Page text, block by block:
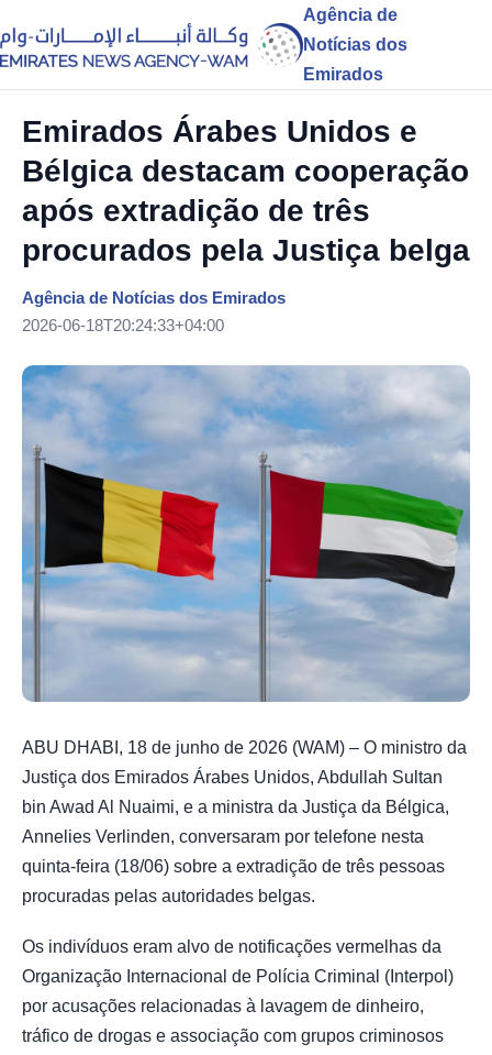
Agência de
Notícias dos
Emirados
Emirados Árabes Unidos e
Bélgica destacam cooperação
após extradição de três
procurados pela Justiça belga
Agência de Notícias dos Emirados
2026-06-18T20:24:33+04:00
ABU DHABI, 18 de junho de 2026 (WAM) – O ministro da
Justiça dos Emirados Árabes Unidos, Abdullah Sultan
bin Awad Al Nuaimi, e a ministra da Justiça da Bélgica,
Annelies Verlinden, conversaram por telefone nesta
quinta-feira (18/06) sobre a extradição de três pessoas
procuradas pelas autoridades belgas.
Os indivíduos eram alvo de notificações vermelhas da
Organização Internacional de Polícia Criminal (Interpol)
por acusações relacionadas à lavagem de dinheiro,
tráfico de drogas e associação com grupos criminosos